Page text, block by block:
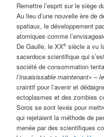
Remettre l’esprit sur le siège
Au lieu d’une nouvelle ère de
spatiaux, le développement
atomiques comme
De Gaulle, le XXe siècle a vu
sacerdoce scientifique qui
société de consommation
l’insaisissable maintenant» –
craintif pour l’avenir et
ectoplasmes et des zombies
Soros se sont levés pour
qui rejetaient la méthode de
menée par des scientifiques